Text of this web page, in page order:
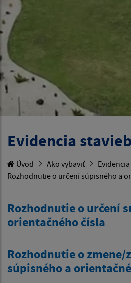
Evidencia stavieb
Úvod Ako vybaviť
Rozhodnutie o určení súpisného a
Rozhodnutie o určení
orientačného čísla
Rozhodnutie o zmene/
súpisného a